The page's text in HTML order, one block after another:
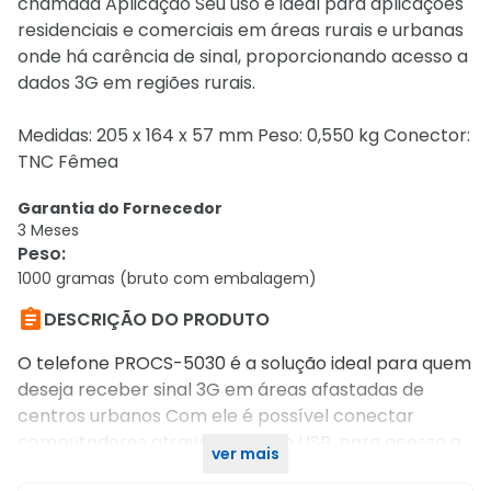
residenciais e comerciais em áreas rurais e urbanas
onde há carência de sinal, proporcionando acesso a
dados 3G em regiões rurais.
Medidas: 205 x 164 x 57 mm Peso: 0,550 kg Conector:
TNC Fêmea
Garantia do Fornecedor
3 Meses
Peso:
1000 gramas (bruto com embalagem)
DESCRIÇÃO DO PRODUTO
O telefone PROCS-5030 é a solução ideal para quem
deseja receber sinal 3G em áreas afastadas de
centros urbanos Com ele é possível conectar
computadores através de cabo USB, para acesso a
ver mais